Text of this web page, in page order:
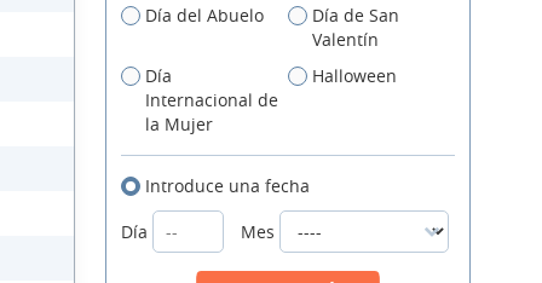
Día del Abuelo
Día de San
Valentín
Día
Internacional de
la Mujer
Halloween
Introduce una fecha
Día
Mes